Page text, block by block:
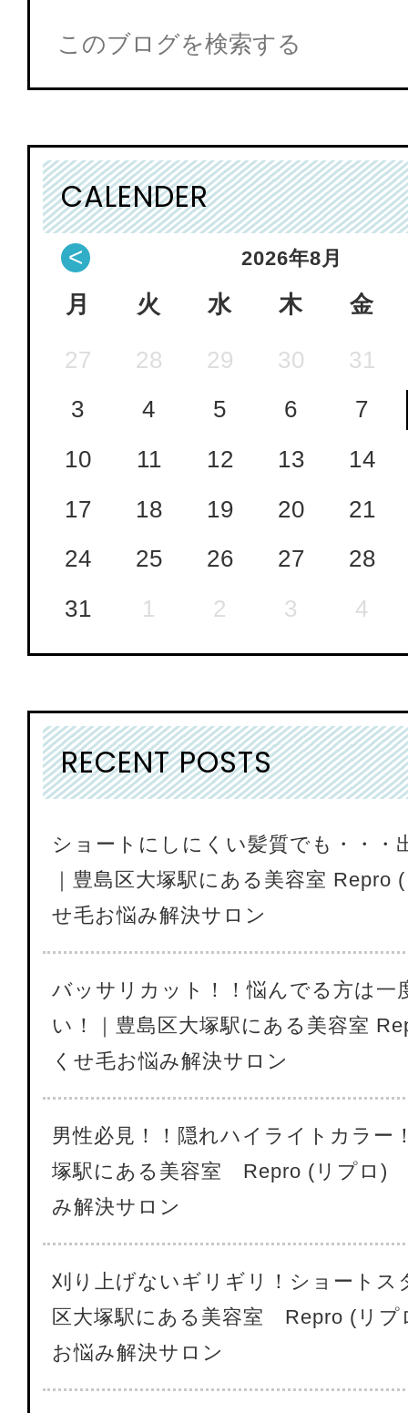
CALENDER
2026年8月
<
月 火 水 木 金
27 28 29 30
31
3
4 5 6
7
10
11 12 13
14
17
18 19 20
21
24
25 26 27
28
31
1 2 3 4
RECENT POSTS
ショートにしにくい髪質でも・・・
｜豊島区大塚駅にある美容室 Repro
せ毛お悩み解決サロン
バッサリカット！！悩んでる方は一
い！｜豊島区大塚駅にある美容室
くせ毛お悩み解決サロン
男性必見！！隠れハイライトカラー
塚駅にある美容室 Repro (リプロ)
み解決サロン
刈り上げないギリギリ！ショートス
区大塚駅にある美容室 Repro (リ
お悩み解決サロン